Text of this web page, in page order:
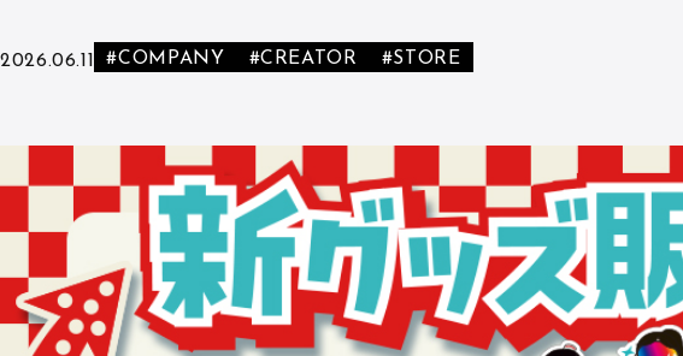
2026.06.11 #COMPANY #CREATOR #STORE